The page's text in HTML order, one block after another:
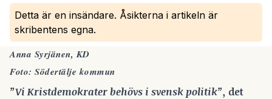
Detta är en insändare. Åsikterna i artikeln är
skribentens egna.
Anna Syrjänen, KD
Foto: Södertälje kommun
”Vi Kristdemokrater behövs i svensk politik”, det